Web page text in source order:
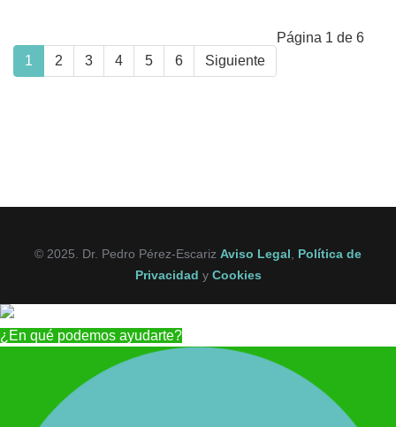
Página 1 de 6
1
2 3 4 5 6 Siguiente
© 2025. Dr. Pedro Pérez-Escariz Aviso Legal
Política de
Privacidad y Cookies
¿En qué podemos ayudarte?